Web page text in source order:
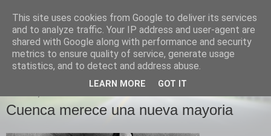
Izquierda Plural
Desde Cuenca para el mundo
Cuenca merece una nueva mayoria
This site uses cookies from Google to deliver its services
and to analyze traffic. Your IP address and user-agent are
shared with Google along with performance and security
metrics to ensure quality of service, generate usage
statistics, and to detect and address abuse.
LEARN MORE GOT IT